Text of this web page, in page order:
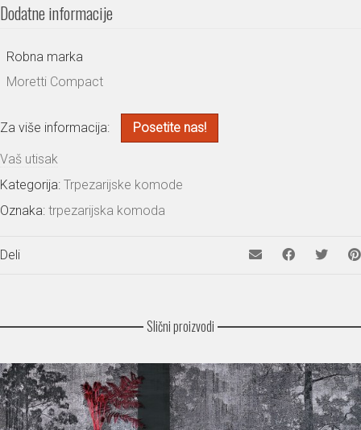
Dodatne informacije
Robna marka
Moretti Compact
Za više informacija: Posetite nas!
Vaš utisak
Kategorija: Trpezarijske komode
Oznaka: trpezarijska komoda
Deli
Slični proizvodi